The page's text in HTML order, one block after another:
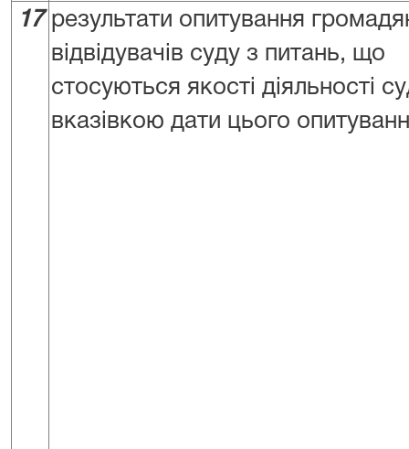
17 результати опитування
відвідувачів суду з питань, що
стосуються якості діяльності
вказівкою дати цього